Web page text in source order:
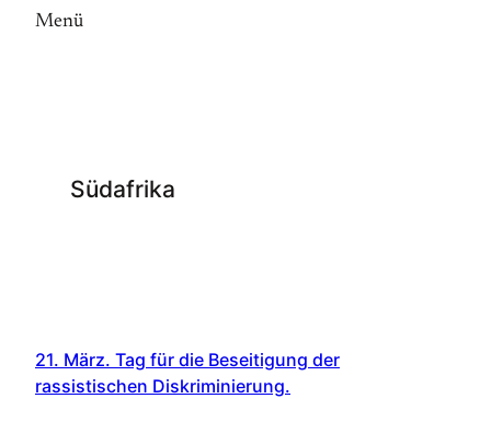
Menü
Südafrika
21. März. Tag für die Beseitigung der
rassistischen Diskriminierung.